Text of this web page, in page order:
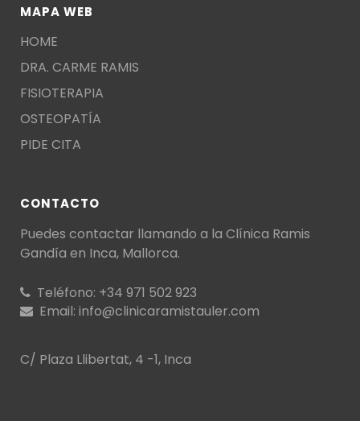
MAPA WEB
HOME
DRA. CARME RAMIS
FISIOTERAPIA
OSTEOPATÍA
PIDE CITA
CONTACTO
Puedes contactar llamando a la Clínica Ramis
Gandía en Inca, Mallorca.
Teléfono: +34 971 502 923
Email: info@clinicaramistauler.com
C/ Plaza Llibertat, 4 -1, Inca